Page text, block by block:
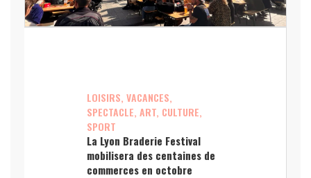
LOISIRS, VACANCES,
SPECTACLE, ART, CULTURE,
SPORT
La Lyon Braderie Festival
mobilisera des centaines de
commerces en octobre